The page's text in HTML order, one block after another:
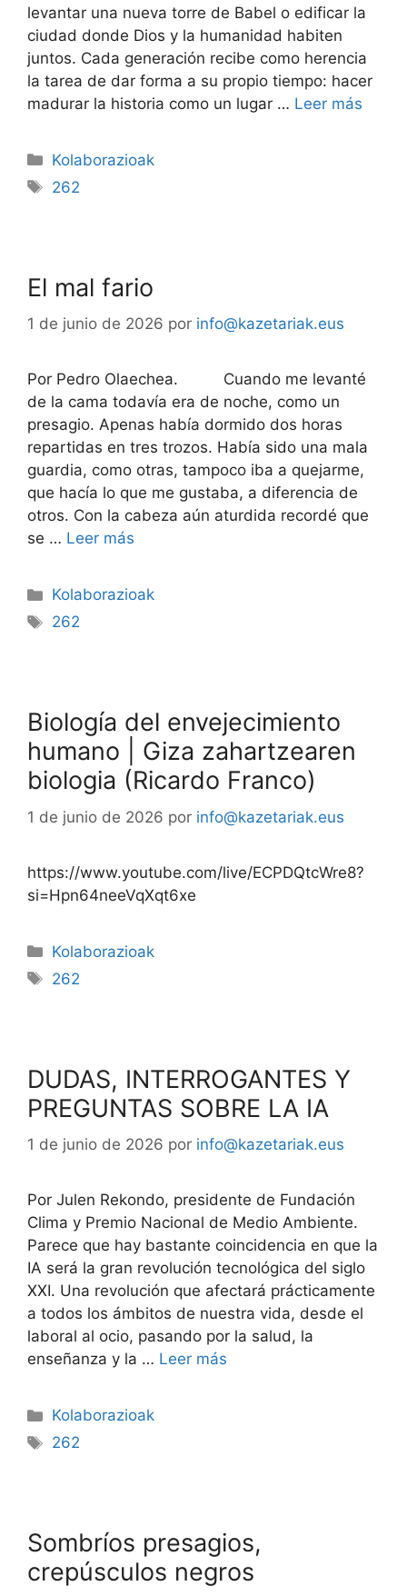
levantar una nueva torre de Babel o edificar la
ciudad donde Dios y la humanidad habiten
juntos. Cada generación recibe como herencia
la tarea de dar forma a su propio tiempo: hacer
madurar la historia como un lugar … Leer más
Kolaborazioak
262
El mal fario
1 de junio de 2026 por info@kazetariak.eus
Por Pedro Olaechea. Cuando me levanté
de la cama todavía era de noche, como un
presagio. Apenas había dormido dos horas
repartidas en tres trozos. Había sido una mala
guardia, como otras, tampoco iba a quejarme,
que hacía lo que me gustaba, a diferencia de
otros. Con la cabeza aún aturdida recordé que
se … Leer más
Kolaborazioak
262
Biología del envejecimiento
humano | Giza zahartzearen
biologia (Ricardo Franco)
1 de junio de 2026 por info@kazetariak.eus
https://www.youtube.com/live/ECPDQtcWre8?
si=Hpn64neeVqXqt6xe
Kolaborazioak
262
DUDAS, INTERROGANTES Y
PREGUNTAS SOBRE LA IA
1 de junio de 2026 por info@kazetariak.eus
Por Julen Rekondo, presidente de Fundación
Clima y Premio Nacional de Medio Ambiente.
Parece que hay bastante coincidencia en que la
IA será la gran revolución tecnológica del siglo
XXI. Una revolución que afectará prácticamente
a todos los ámbitos de nuestra vida, desde el
laboral al ocio, pasando por la salud, la
enseñanza y la … Leer más
Kolaborazioak
262
Sombríos presagios,
crepúsculos negros